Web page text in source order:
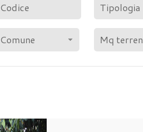
Tipologia
Comune